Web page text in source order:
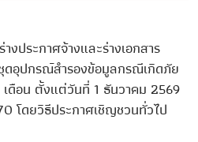
งประกาศจ้างและร่างเอกสาร
ดอุปกรณ์สำรองข้อมูลกรณีเกิดภัย
ดือน ตั้งแต่วันที่ 1 ธันวาคม 2569
โดยวิธีประกาศเชิญชวนทั่วไป